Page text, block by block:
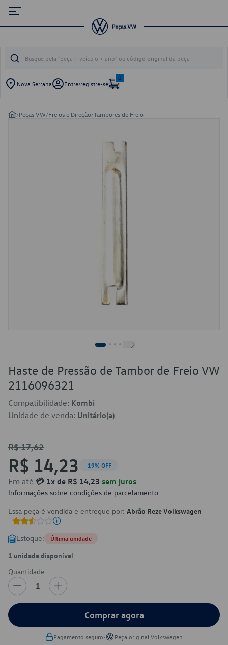
Nova Serrana Entre/registre-se
0
/Peças VW/Freios e Direção/Tambores de Freio
Haste de Pressão de Tambor de Freio VW
2116096321
Compatibilidade: Kombi
Unidade de venda: Unitário(a)
R$ 17,62
R$ 14,23 -19% OFF
Em até 💳 1x de R$ 14,23 sem juros
Informações sobre condições de parcelamento
Essa peça é vendida e entregue por: Abrão Reze Volkswagen
Estoque: Última unidade
1 unidade disponível
Quantidade
1
Comprar agora
Pagamento seguro• Peça original Volkswagen